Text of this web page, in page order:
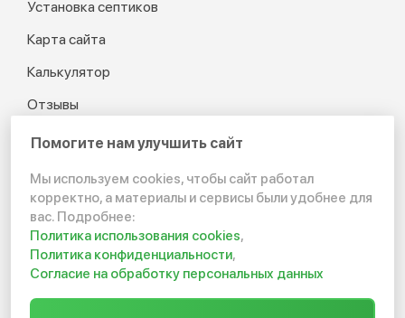
Установка септиков
Карта сайта
Калькулятор
Отзывы
© 2012-2026 Канализация
в частном доме и на даче
Политика конфиденциальности
Помогите нам улучшить сайт
Мы используем cookies, чтобы сайт работал
корректно, а материалы и сервисы были удобнее для
вас. Подробнее:
Политика использования cookies,
Политика конфиденциальности,
Согласие на обработку персональных данных